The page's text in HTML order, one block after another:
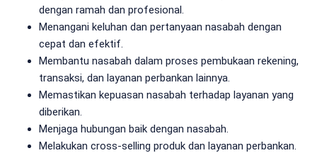
dengan ramah dan profesional.
Menangani keluhan dan pertanyaan nasabah dengan
cepat dan efektif.
Membantu nasabah dalam proses pembukaan rekening,
transaksi, dan layanan perbankan lainnya.
Memastikan kepuasan nasabah terhadap layanan yang
diberikan.
Menjaga hubungan baik dengan nasabah.
Melakukan cross-selling produk dan layanan perbankan.